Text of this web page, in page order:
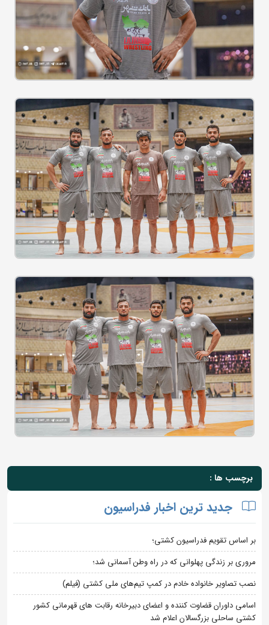
برچسب ها :
جدید ترین اخبار فدراسیون
بر اساس تقویم فدراسیون کشتی؛
مروری بر زندگی پهلوانی که در راه وطن آسمانی شد؛
نصب تصاویر خانواده خادم در کمپ تیم‌های ملی کشتی (فیلم)
اسامی داوران قضاوت کننده و اعضای دبیرخانه رقابت های قهرمانی کشور
کشتی ساحلی بزرگسالان اعلام شد